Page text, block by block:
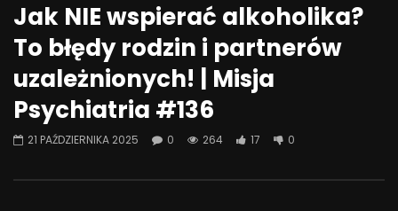
Jak NIE wspierać alkoholika?
To błędy rodzin i partnerów
uzależnionych! | Misja
Psychiatria #136
21 PAŹDZIERNIKA 2025 0 264 17 0